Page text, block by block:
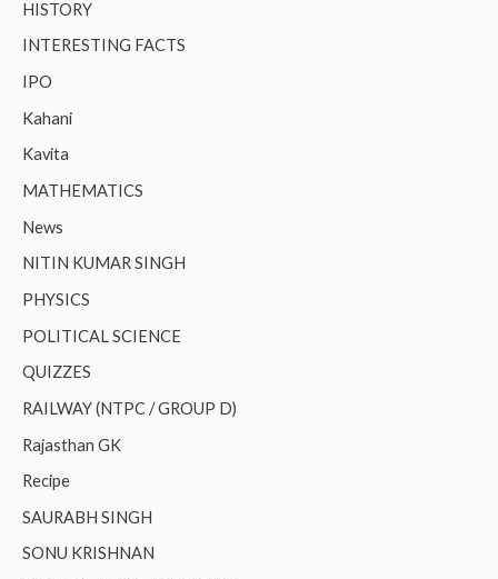
HISTORY
INTERESTING FACTS
IPO
Kahani
Kavita
MATHEMATICS
News
NITIN KUMAR SINGH
PHYSICS
POLITICAL SCIENCE
QUIZZES
RAILWAY (NTPC / GROUP D)
Rajasthan GK
Recipe
SAURABH SINGH
SONU KRISHNAN